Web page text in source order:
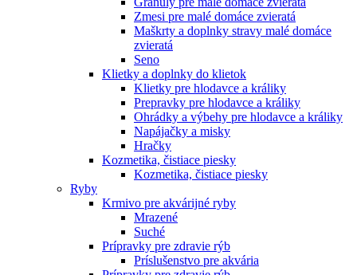
Zmesi pre malé domáce zvieratá
Maškrty a doplnky stravy malé domáce
zvieratá
Seno
Klietky a doplnky do klietok
Klietky pre hlodavce a králiky
Prepravky pre hlodavce a králiky
Ohrádky a výbehy pre hlodavce a králiky
Napájačky a misky
Hračky
Kozmetika, čistiace piesky
Kozmetika, čistiace piesky
Ryby
Krmivo pre akvárijné ryby
Mrazené
Suché
Prípravky pre zdravie rýb
Príslušenstvo pre akvária